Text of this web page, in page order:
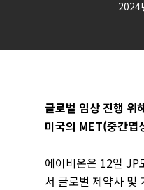
2024
글로벌 임상 진행 위
미국의 MET(중간엽
에이비온은 12일 JP
서 글로벌 제약사 및